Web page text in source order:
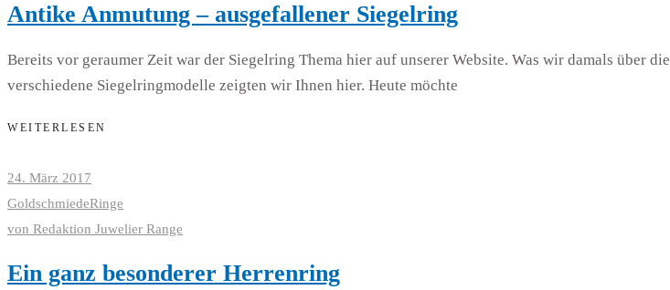
Antike Anmutung – ausgefallener Siegelring
Bereits vor geraumer Zeit war der Siegelring Thema hier auf unserer Website. Was wir damals über
verschiedene Siegelringmodelle zeigten wir Ihnen hier. Heute möchte
WEITERLESEN
24. März 2017
GoldschmiedeRinge
von Redaktion Juwelier Range
Ein ganz besonderer Herrenring